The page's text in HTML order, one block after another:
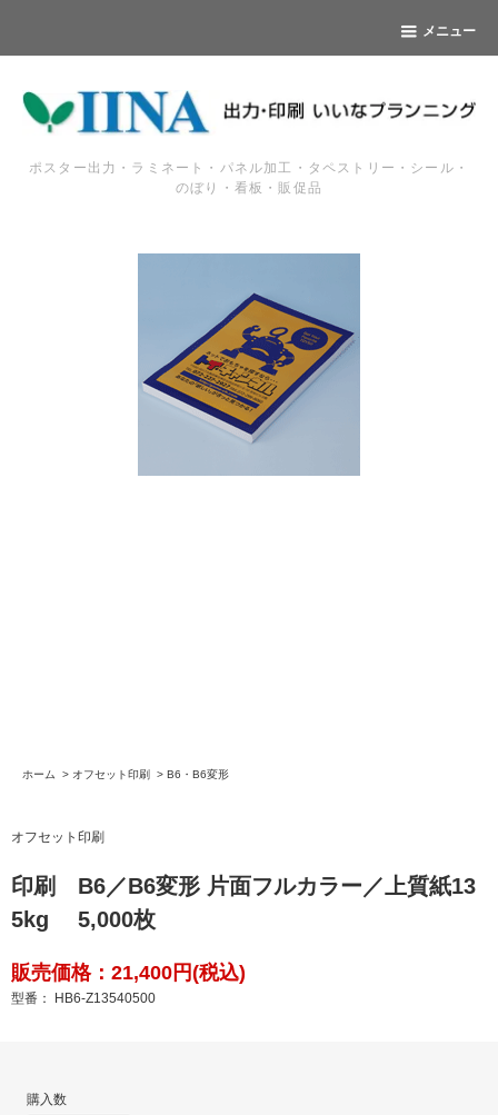
メニュー
ポスター出力・ラミネート・パネル加工・タペストリー・シール・
のぼり・看板・販促品
ホーム > オフセット印刷 > B6・B6変形
オフセット印刷
印刷 B6／B6変形 片面フルカラー／上質紙13
5kg 5,000枚
販売価格：21,400円(税込)
型番： HB6-Z13540500
購入数